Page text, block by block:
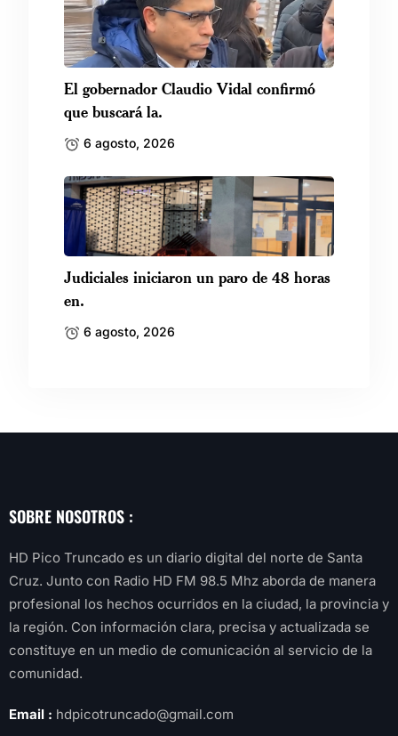
El gobernador Claudio Vidal confirmó
que buscará la.
6 agosto, 2026
Judiciales iniciaron un paro de 48 horas
en.
6 agosto, 2026
SOBRE NOSOTROS :
HD Pico Truncado es un diario digital del norte de Santa
Cruz. Junto con Radio HD FM 98.5 Mhz aborda de manera
profesional los hechos ocurridos en la ciudad, la provincia y
la región. Con información clara, precisa y actualizada se
constituye en un medio de comunicación al servicio de la
comunidad.
Email : hdpicotruncado@gmail.com